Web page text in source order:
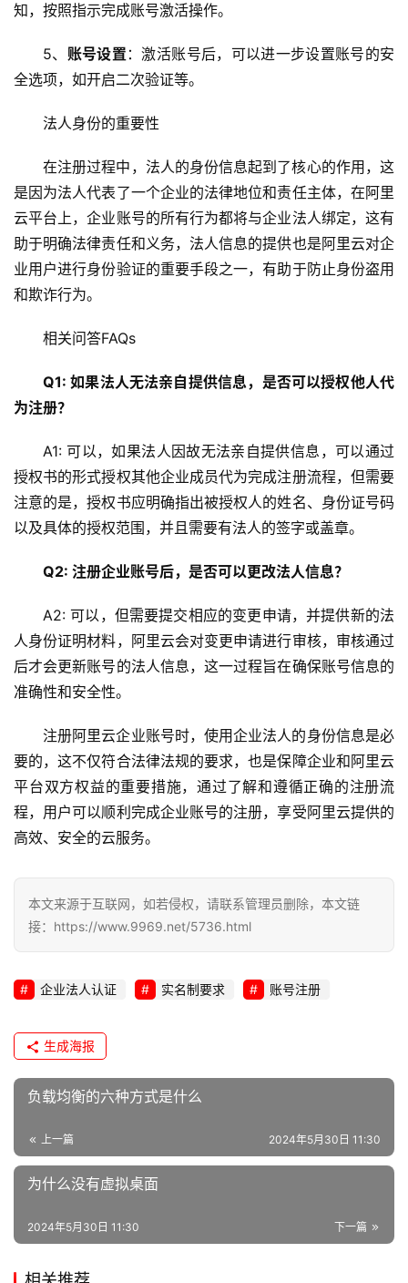
机
术
D
N
服
务
安
全
x
运
维
知，按照指示完成账号激活操作。
5、 账号设置 ：激活账号后，可以进一步设置账号的安
全选项，如开启二次验证等。
法人身份的重要性
在注册过程中，法人的身份信息起到了核心的作用，这
是因为法人代表了一个企业的法律地位和责任主体，在阿里
云平台上，企业账号的所有行为都将与企业法人绑定，这有
助于明确法律责任和义务，法人信息的提供也是阿里云对企
业用户进行身份验证的重要手段之一，有助于防止身份盗用
和欺诈行为。
相关问答FAQs
Q1: 如果法人无法亲自提供信息，是否可以授权他人代
为注册？
A1: 可以，如果法人因故无法亲自提供信息，可以通过
授权书的形式授权其他企业成员代为完成注册流程，但需要
注意的是，授权书应明确指出被授权人的姓名、身份证号码
以及具体的授权范围，并且需要有法人的签字或盖章。
Q2: 注册企业账号后，是否可以更改法人信息？
A2: 可以，但需要提交相应的变更申请，并提供新的法
人身份证明材料，阿里云会对变更申请进行审核，审核通过
后才会更新账号的法人信息，这一过程旨在确保账号信息的
准确性和安全性。
注册阿里云企业账号时，使用企业法人的身份信息是必
要的，这不仅符合法律法规的要求，也是保障企业和阿里云
平台双方权益的重要措施，通过了解和遵循正确的注册流
程，用户可以顺利完成企业账号的注册，享受阿里云提供的
高效、安全的云服务。
本文来源于互联网，如若侵权，请联系管理员删除，本文链
接：https://www.9969.net/5736.html
企业法人认证 实名制要求 账号注册
生成海报
负载均衡的六种方式是什么
上一篇 2024年5月30日 11:30
为什么没有虚拟桌面
下一篇
2024年5月30日 11:30